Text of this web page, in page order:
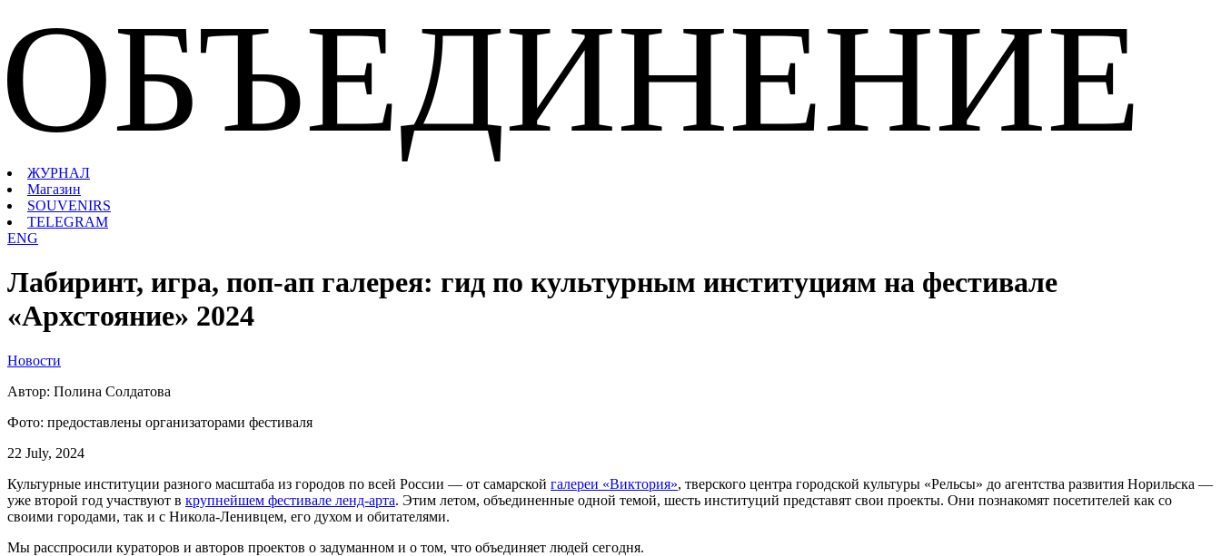
ОБЪЕДИНЕНИЕ
ЖУРНАЛ
Магазин
SOUVENIRS
TELEGRAM
ENG
Лабиринт, игра, поп-ап галерея: гид по культурным институциям на фестивале
«Архстояние» 2024
Новости
Автор: Полина Солдатова
Фото: предоставлены организаторами фестиваля
22 July, 2024
Культурные институции разного масштаба из городов по всей России — от самарской галереи «Виктория», тверского центра городской культуры «Рельсы» до агентства развития Норильска —
уже второй год участвуют в крупнейшем фестивале ленд-арта. Этим летом, объединенные одной темой, шесть институций представят свои проекты. Они познакомят посетителей как со
своими городами, так и с Никола-Ленивцем, его духом и обитателями.
Мы расспросили кураторов и авторов проектов о задуманном и о том, что объединяет людей сегодня.